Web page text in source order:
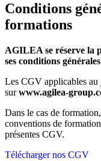
Conditions
formations
AGILEA se réserve la
ses conditions
Les CGV applicables au
surwww.agilea-
Dans le cas de
conventions de
présentes CGV.
Télécharger nos CGV